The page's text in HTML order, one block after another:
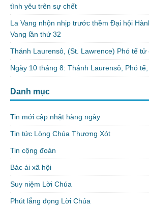
tình yêu trên sự chết
La Vang nhộn nhịp trước thềm Đại hội
Vang lần thứ 32
Thánh Laurensô, (St. Lawrence) Phó tế tử
Ngày 10 tháng 8: Thánh Laurensô, Phó
Danh mục
Tin mới cập nhật hàng ngày
Tin tức Lòng Chúa Thương Xót
Tin cộng đoàn
Bác ái xã hội
Suy niệm Lời Chúa
Phút lắng đọng Lời Chúa